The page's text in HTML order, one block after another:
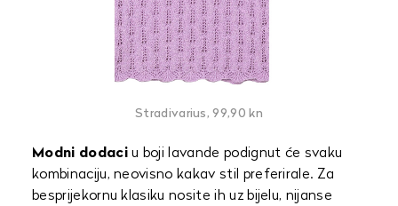
Stradivarius, 99,90 kn
Modni dodaciu boji lavande podignut će svaku
kombinaciju, neovisno kakav stil preferirale. Za
besprijekornu klasiku nosite ih uz bijelu, nijanse